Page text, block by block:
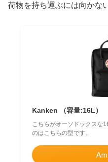
荷物を持ち運ぶには向かな
Kanken （容量:16L）
こちらがオーソドックスな
のはこちらの型です。